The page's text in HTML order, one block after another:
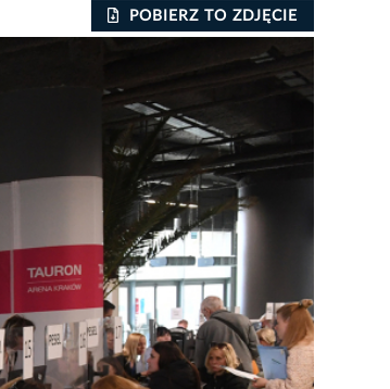
POBIERZ TO ZDJĘCIE